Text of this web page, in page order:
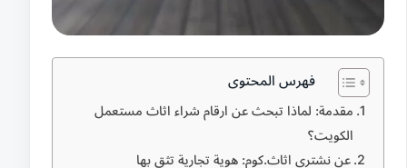
فهرس المحتوى
مقدمة: لماذا تبحث عن ارقام شراء اثاث مستعمل
الكويت؟
عن نشتري اثاث.كوم: هوية تجارية تثق بها